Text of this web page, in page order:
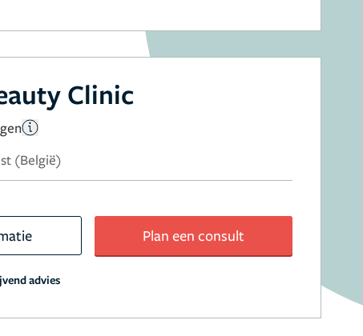
Clinic
(België)
Plan een consult
advies